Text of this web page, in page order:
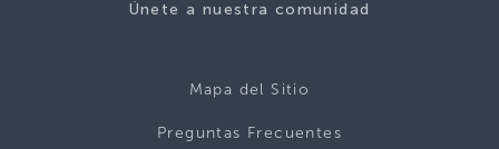
Únete a nuestra comunidad
Mapa del Sitio
Preguntas Frecuentes